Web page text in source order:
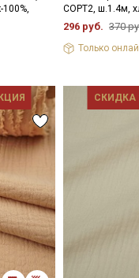
СОРТ2, ш.1.4м,
296 руб. 370
Только
СКИДКА
от Купава
здесь
и скидки до 30% на
Подписаться
сПолитикой обработки
на обработку